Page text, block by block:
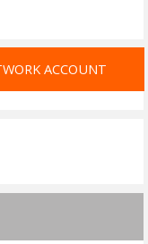
ACCOUNT